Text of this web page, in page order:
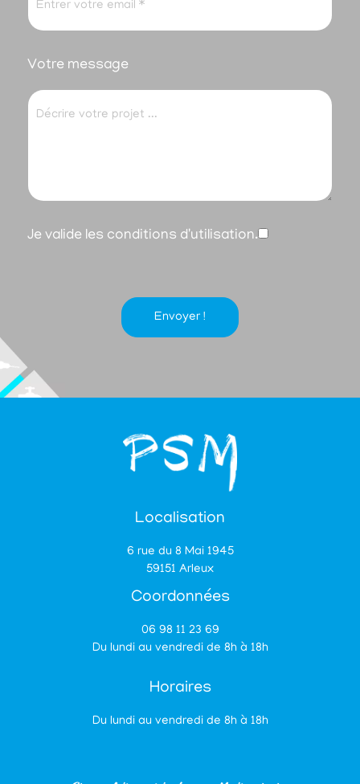
Votre message
Je valide les conditions d'utilisation.
Envoyer !
Localisation
6 rue du 8 Mai 1945
59151 Arleux
Coordonnées
06 98 11 23 69
Du lundi au vendredi de 8h à 18h
Horaires
Du lundi au vendredi de 8h à 18h